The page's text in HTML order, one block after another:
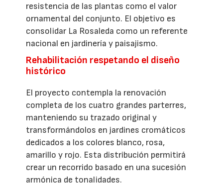
resistencia de las plantas como el valor
ornamental del conjunto. El objetivo es
consolidar La Rosaleda como un referente
nacional en jardinería y paisajismo.
Rehabilitación respetando el diseño
histórico
El proyecto contempla la renovación
completa de los cuatro grandes parterres,
manteniendo su trazado original y
transformándolos en jardines cromáticos
dedicados a los colores blanco, rosa,
amarillo y rojo. Esta distribución permitirá
crear un recorrido basado en una sucesión
armónica de tonalidades.